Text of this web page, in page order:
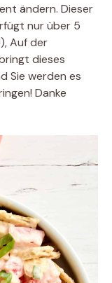
ändern. Dieser
nur über 5
Auf der
dieses
Sie werden es
Danke